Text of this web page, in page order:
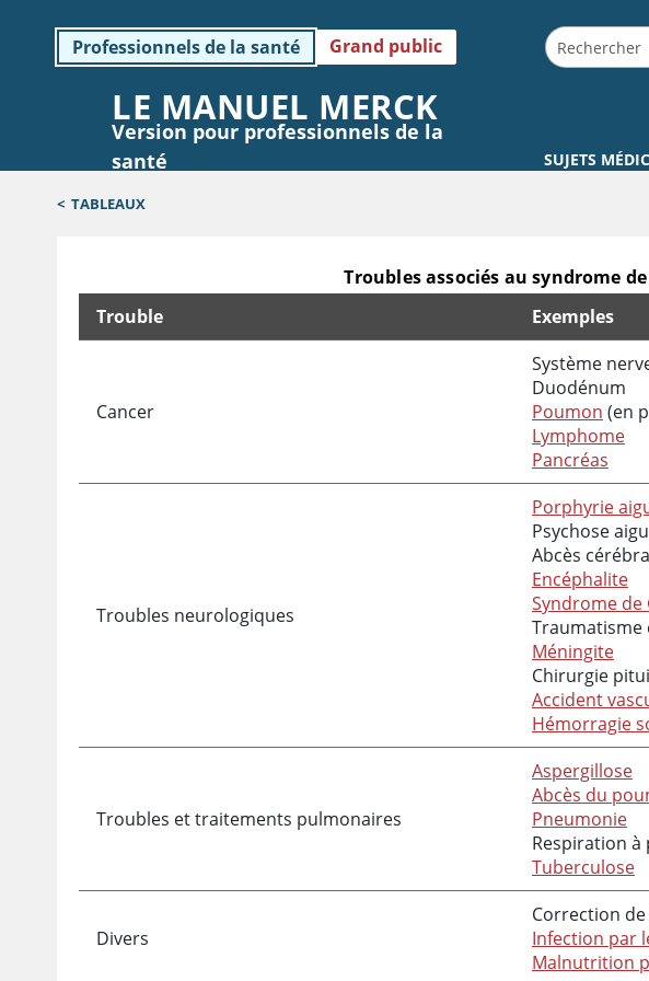
Professionnels de la santé Grand public
LE MANUEL MERCK
Version pour professionnels de la
santé
SUJETS
< TABLEAUX
Troubles associés au syndrome
Troubles associés au syndrome de sécrétion inappropriée d'ADH
Trouble Exemples
Cancer
Système
Duodénum
Poumon (en
Lymphome
Pancréas
Troubles neurologiques
Porphyrie
Psychose
Abcès
Encéphalite
Syndrome de
Traumatisme
Méningite
Chirurgie
Accident
Hémorragie
Troubles et traitements pulmonaires
Aspergillose
Abcès du
Pneumonie
Respiration
Tuberculose
Divers
Correction
Infection par
Malnutrition